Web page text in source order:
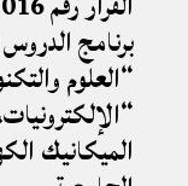
برنامج
“العلوم
الميكانيك